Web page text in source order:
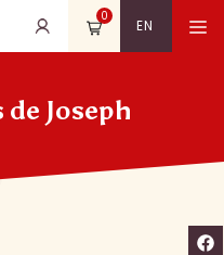
EN
0
de Joseph